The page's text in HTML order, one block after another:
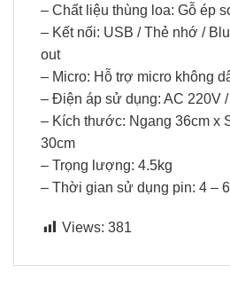
– Chất liệu thùng loa: Gỗ ép
– Kết nối: USB / Thẻ nhớ /
out
– Micro: Hỗ trợ micro không
– Điện áp sử dụng: AC 220V
– Kích thước: Ngang 36cm x
30cm
– Trọng lượng: 4.5kg
– Thời gian sử dụng pin: 4 –
Views: 381